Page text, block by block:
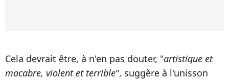
Cela devrait être, à n'en pas douter, "artistique et
macabre, violent et terrible", suggère à l'unisson